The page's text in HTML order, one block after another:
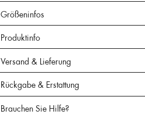
Größeninfos
Produktinfo
Versand & Lieferung
Rückgabe & Erstattung
Brauchen Sie Hilfe?